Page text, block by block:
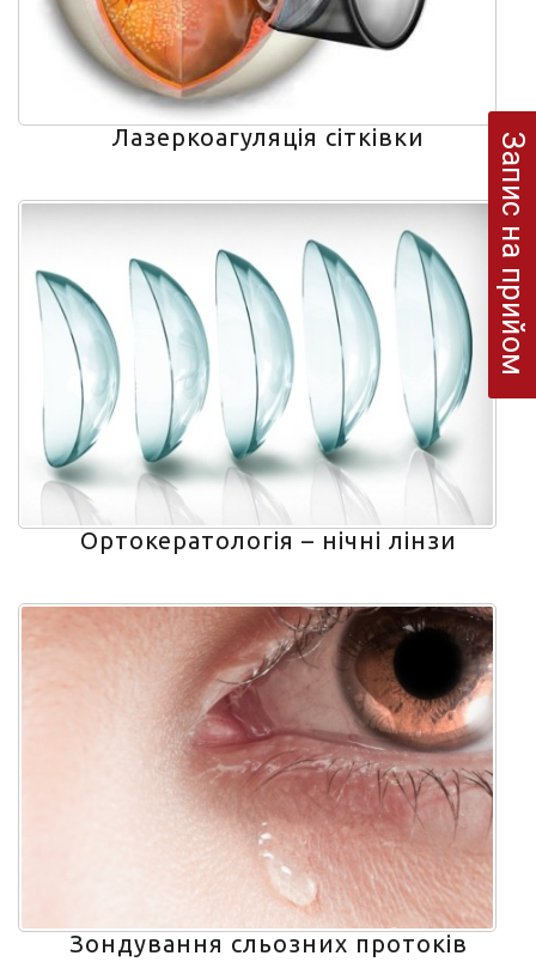
Запис на прийом
Лазеркоагуляція сітківки
Ортокератологія – нічні лінзи
Зондування сльозних протоків